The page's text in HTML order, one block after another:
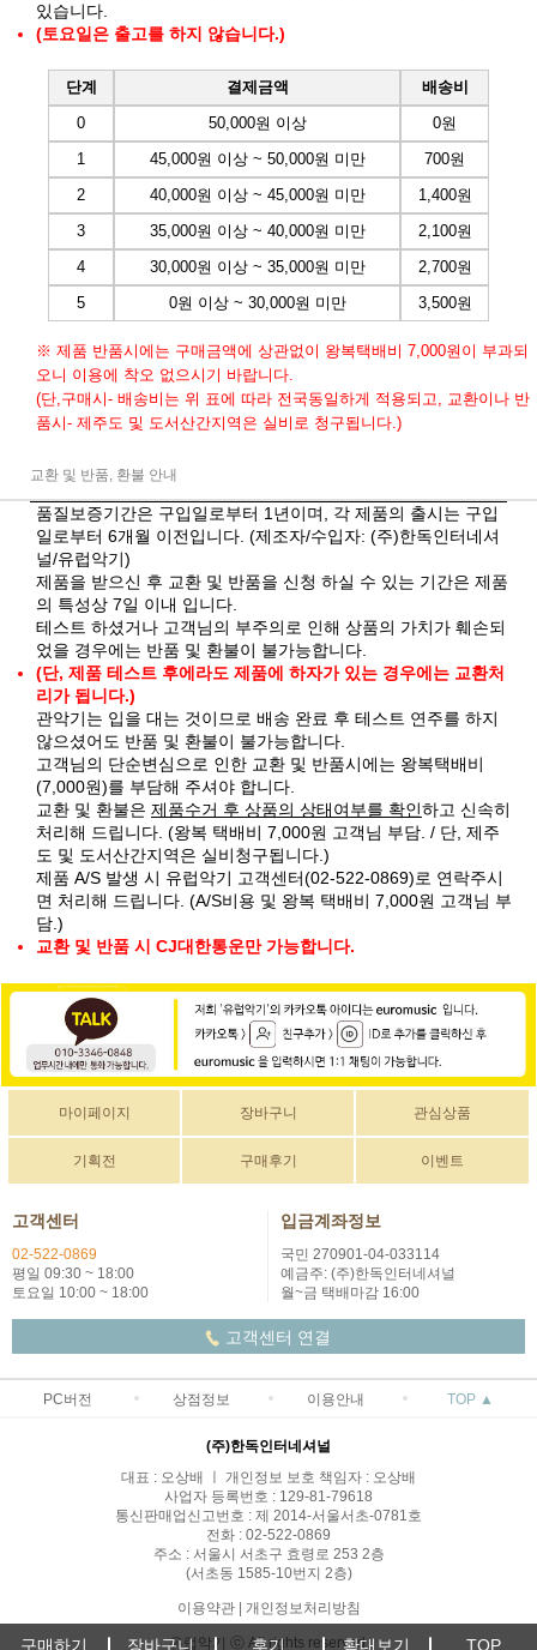
있습니다.
(토요일은 출고를 하지 않습니다.)
단계 결제금액
배송비
0
50,000원 이상
0원
1
45,000원 이상 ~ 50,000원 미만
700원
2
40,000원 이상 ~ 45,000원 미만
1,400원
3
35,000원 이상 ~ 40,000원 미만
2,100원
4
30,000원 이상 ~ 35,000원 미만
2,700원
5
0원 이상 ~ 30,000원 미만 3,500원
※ 제품 반품시에는 구매금액에 상관없이 왕복택배비 7,000원이 부과되
오니 이용에 착오 없으시기 바랍니다.
(단,구매시- 배송비는 위 표에 따라 전국동일하게 적용되고, 교환이나 반
품시- 제주도 및 도서산간지역은 실비로 청구됩니다.)
교환 및 반품, 환불 안내
품질보증기간은 구입일로부터 1년이며, 각 제품의 출시는 구입
일로부터 6개월 이전입니다. (제조자/수입자: (주)한독인터네셔
널/유럽악기)
제품을 받으신 후 교환 및 반품을 신청 하실 수 있는 기간은 제품
의 특성상 7일 이내 입니다.
테스트 하셨거나 고객님의 부주의로 인해 상품의 가치가 훼손되
었을 경우에는 반품 및 환불이 불가능합니다.
(단, 제품 테스트 후에라도 제품에 하자가 있는 경우에는 교환처
리가 됩니다.)
관악기는 입을 대는 것이므로 배송 완료 후 테스트 연주를 하지
않으셨어도 반품 및 환불이 불가능합니다.
고객님의 단순변심으로 인한 교환 및 반품시에는 왕복택배비
(7,000원)를 부담해 주셔야 합니다.
교환 및 환불은 제품수거 후 상품의 상태여부를 확인하고 신속히
처리해 드립니다. (왕복 택배비 7,000원 고객님 부담. / 단, 제주
도 및 도서산간지역은 실비청구됩니다.)
제품 A/S 발생 시 유럽악기 고객센터(02-522-0869)로 연락주시
면 처리해 드립니다. (A/S비용 및 왕복 택배비 7,000원 고객님 부
담.)
교환 및 반품 시 CJ대한통운만 가능합니다.
구매하기 장바구니 후기 확대보기 TOP
마이페이지 장바구니 관심상품
기획전 구매후기 이벤트
고객센터
02-522-0869
평일 09:30 ~ 18:00
토요일 10:00 ~ 18:00
입금계좌정보
국민 270901-04-033114
예금주: (주)한독인터네셔널
월~금 택배마감 16:00
고객센터 연결
PC버전 상점정보 이용안내 TOP ▲
(주)한독인터네셔널
대표 : 오상배 ㅣ 개인정보 보호 책임자 : 오상배
사업자 등록번호 : 129-81-79618
통신판매업신고번호 : 제 2014-서울서초-0781호
전화 : 02-522-0869
주소 : 서울시 서초구 효령로 253 2층
(서초동 1585-10번지 2층)
이용약관| 개인정보처리방침
유럽악기 ⓒ All rights reserved.